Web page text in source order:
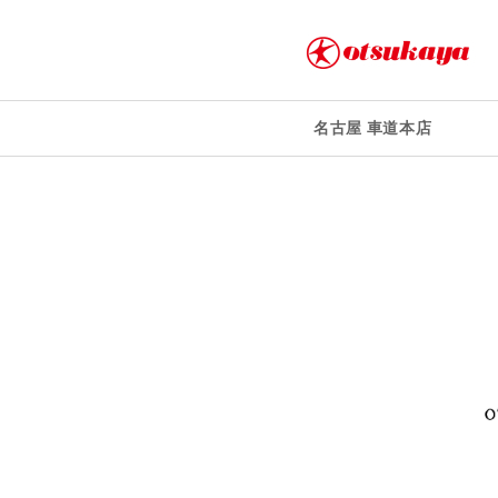
名古屋 車道本店